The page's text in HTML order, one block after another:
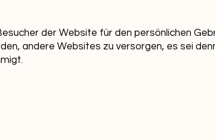
der Website für den persönlichen
andere Websites zu versorgen, es sei